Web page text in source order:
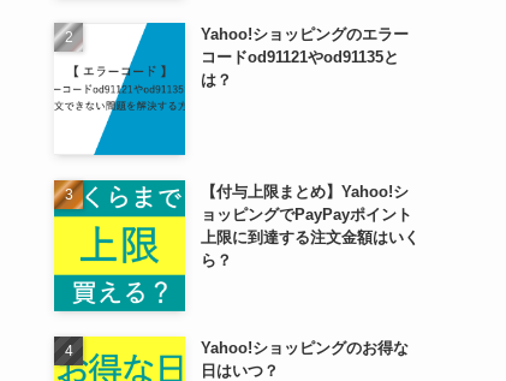
Yahoo!ショッピングのエラー
コードod91121やod91135と
は？
【付与上限まとめ】Yahoo!シ
ョッピングでPayPayポイント
上限に到達する注文金額はいく
ら？
Yahoo!ショッピングのお得な
日はいつ？